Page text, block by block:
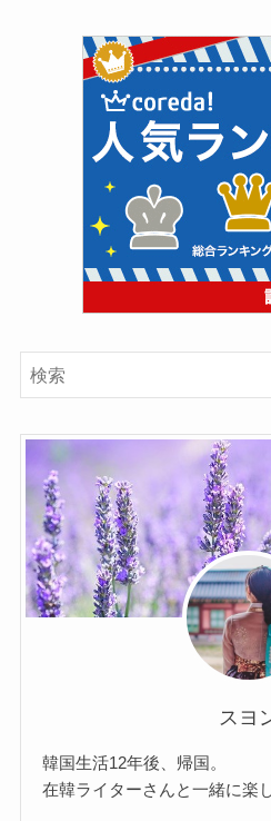
スヨ
韓国生活12年後、帰国。
在韓ライターさんと一緒に楽